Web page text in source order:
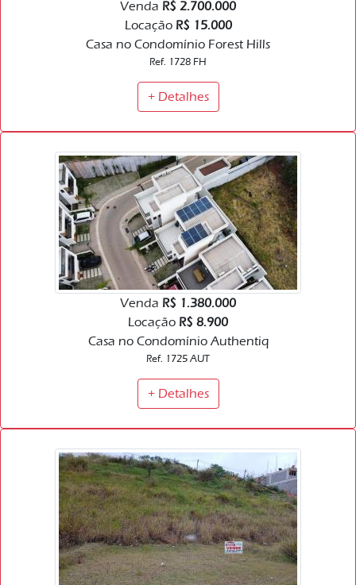
Venda R$ 2.700.000
Locação R$ 15.000
Casa no Condomínio Forest Hills
Ref. 1728 FH
+ Detalhes
Venda R$ 1.380.000
Locação R$ 8.900
Casa no Condomínio Authentiq
Ref. 1725 AUT
+ Detalhes